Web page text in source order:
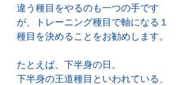
違う種目をやるのも一つの手です
が、トレーニング種目で軸になる１
種目を決めることをお勧めします。
たとえば、下半身の日。
下半身の王道種目といわれている、